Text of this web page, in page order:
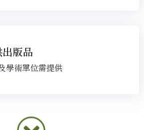
版品
學術單位需提供